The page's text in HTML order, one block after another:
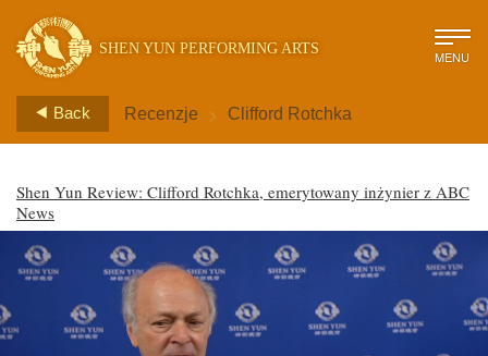
SHEN YUN PERFORMING ARTS MENU
Back Recenzje > Clifford Rotchka
Shen Yun Review: Clifford Rotchka, emerytowany inżynier z ABC
News